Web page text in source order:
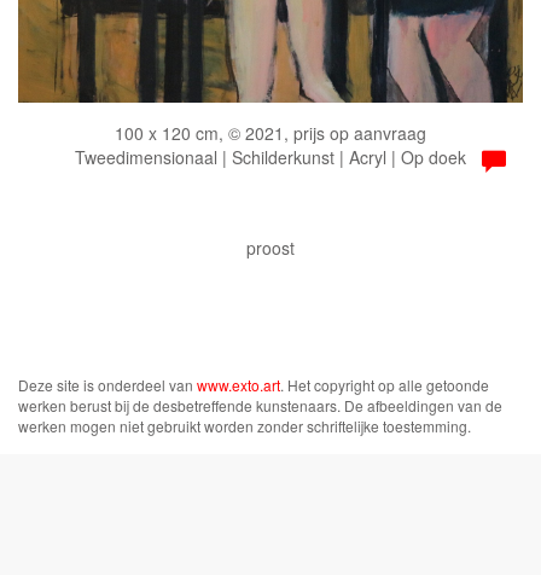
100 x 120 cm, © 2021, prijs op aanvraag
Tweedimensionaal | Schilderkunst | Acryl | Op doek
proost
Deze site is onderdeel van www.exto.art. Het copyright op alle getoonde
werken berust bij de desbetreffende kunstenaars. De afbeeldingen van de
werken mogen niet gebruikt worden zonder schriftelijke toestemming.